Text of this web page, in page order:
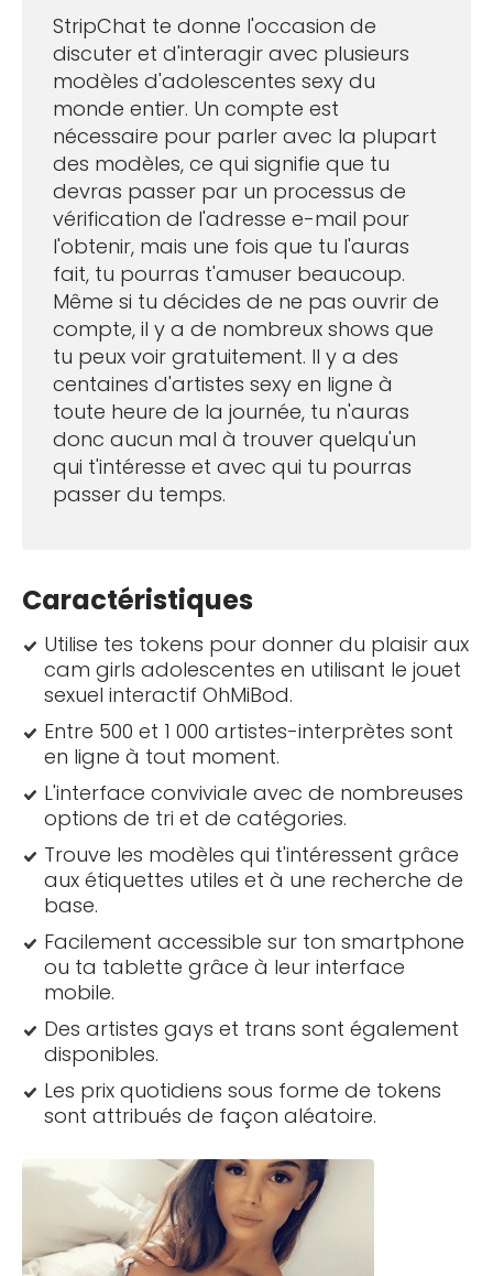
StripChat te donne l'occasion de
discuter et d'interagir avec plusieurs
modèles d'adolescentes sexy du
monde entier. Un compte est
nécessaire pour parler avec la plupart
des modèles, ce qui signifie que tu
devras passer par un processus de
vérification de l'adresse e-mail pour
l'obtenir, mais une fois que tu l'auras
fait, tu pourras t'amuser beaucoup.
Même si tu décides de ne pas ouvrir de
compte, il y a de nombreux shows que
tu peux voir gratuitement. Il y a des
centaines d'artistes sexy en ligne à
toute heure de la journée, tu n'auras
donc aucun mal à trouver quelqu'un
qui t'intéresse et avec qui tu pourras
passer du temps.
Caractéristiques
Utilise tes tokens pour donner du plaisir aux
cam girls adolescentes en utilisant le jouet
sexuel interactif OhMiBod.
Entre 500 et 1 000 artistes-interprètes sont
en ligne à tout moment.
L'interface conviviale avec de nombreuses
options de tri et de catégories.
Trouve les modèles qui t'intéressent grâce
aux étiquettes utiles et à une recherche de
base.
Facilement accessible sur ton smartphone
ou ta tablette grâce à leur interface
mobile.
Des artistes gays et trans sont également
disponibles.
Les prix quotidiens sous forme de tokens
sont attribués de façon aléatoire.